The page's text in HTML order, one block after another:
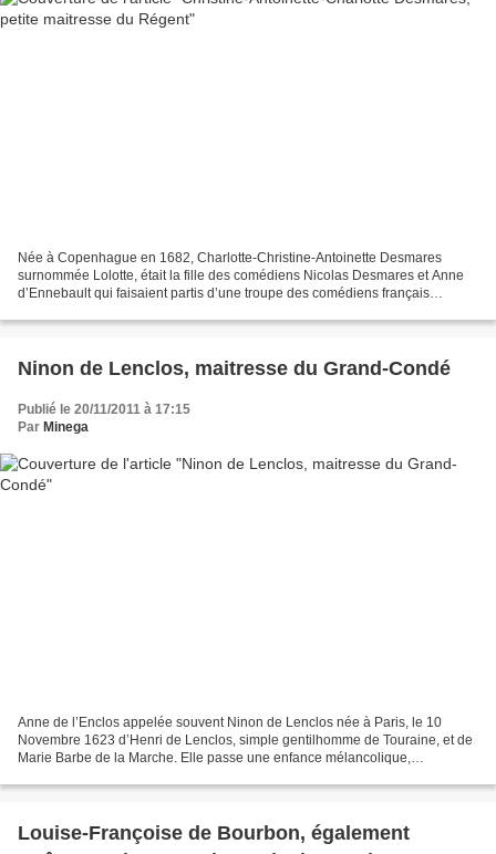
Née à Copenhague en 1682, Charlotte-Christine-Antoinette Desmares
surnommée Lolotte, était la fille des comédiens Nicolas Desmares et Anne
d’Ennebault qui faisaient partis d’une troupe des comédiens français
Ninon de Lenclos, maitresse du Grand-Condé
Publié le 20/11/2011 à 17:15
Par Minega
Anne de l’Enclos appelée souvent Ninon de Lenclos née à Paris, le 10
Novembre 1623 d’Henri de Lenclos, simple gentilhomme de Touraine, et de
Marie Barbe de la Marche. Elle passe une enfance mélancolique,
Louise-Françoise de Bourbon, également